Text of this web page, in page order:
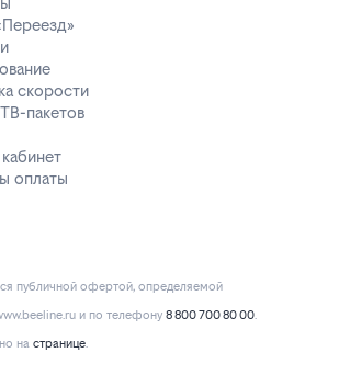
скорости
пакетов
оплаты
публичной офертой, определяемой
и по телефону 8 800 700 80 00.
на странице.